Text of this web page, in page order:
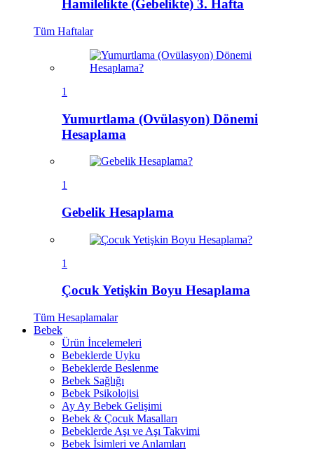
Hamilelikte (Gebelikte) 3. Hafta
Tüm Haftalar
1
Yumurtlama (Ovülasyon) Dönemi
Hesaplama
1
Gebelik Hesaplama
1
Çocuk Yetişkin Boyu Hesaplama
Tüm Hesaplamalar
Bebek
Ürün İncelemeleri
Bebeklerde Uyku
Bebeklerde Beslenme
Bebek Sağlığı
Bebek Psikolojisi
Ay Ay Bebek Gelişimi
Bebek & Çocuk Masalları
Bebeklerde Aşı ve Aşı Takvimi
Bebek İsimleri ve Anlamları